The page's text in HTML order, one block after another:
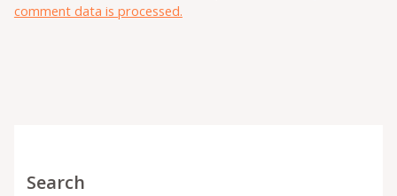
comment data is processed.
Search